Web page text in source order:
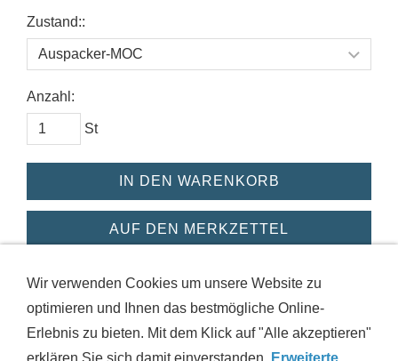
Zustand::
Anzahl:
St
IN DEN WARENKORB
AUF DEN MERKZETTEL
Wir verwenden Cookies um unsere Website zu
optimieren und Ihnen das bestmögliche Online-
Erlebnis zu bieten. Mit dem Klick auf "Alle akzeptieren"
erklären Sie sich damit einverstanden.
Erweiterte